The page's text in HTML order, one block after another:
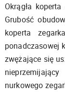
Okrągła
Grubość
koperta
ponadczasowej
zwężające się
nurkowego